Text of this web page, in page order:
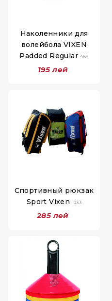
Наколенники для
волейбола VIXEN
Padded Regular467
195 лей
Спортивный рюкзак
Sport Vixen1033
285 лей